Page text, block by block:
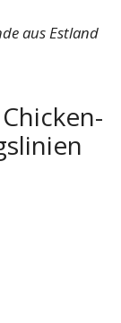
aus Estland